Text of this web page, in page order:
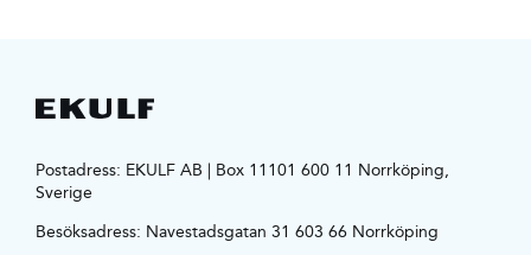
Postadress: EKULF AB | Box 11101 600 11 Norrköping,
Sverige
Besöksadress: Navestadsgatan 31 603 66 Norrköping